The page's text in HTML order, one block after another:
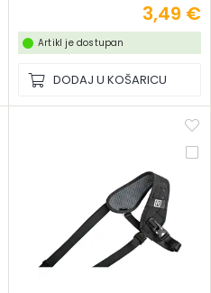
3,49 €
Artikl je dostupan
DODAJ U KOŠARICU